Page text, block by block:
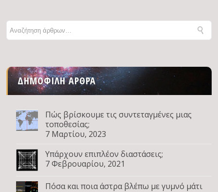
ΔΗΜΟΦΙΛΉ ΆΡΘΡΑ
Πώς βρίσκουμε τις συντεταγμένες μιας
τοποθεσίας;
7 Μαρτίου, 2023
Υπάρχουν επιπλέον διαστάσεις;
7 Φεβρουαρίου, 2021
Πόσα και ποια άστρα βλέπω με γυμνό μάτι